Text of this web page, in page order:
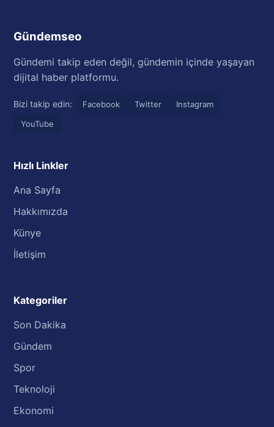
Gündemseo
Gündemi takip eden değil, gündemin içinde yaşayan
dijital haber platformu.
Bizi takip edin: Facebook Twitter
Instagram
YouTube
Hızlı Linkler
Ana Sayfa
Hakkımızda
Künye
İletişim
Kategoriler
Son Dakika
Gündem
Spor
Teknoloji
Ekonomi